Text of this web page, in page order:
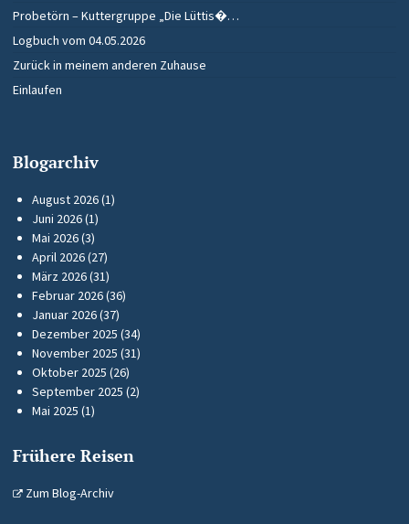
Probetörn – Kuttergruppe „Die Lüttis�…
Logbuch vom 04.05.2026
Zurück in meinem anderen Zuhause
Einlaufen
Blogarchiv
August 2026(1)
Juni 2026(1)
Mai 2026(3)
April 2026(27)
März 2026(31)
Februar 2026(36)
Januar 2026(37)
Dezember 2025 (34)
November 2025 (31)
Oktober 2025 (26)
September 2025 (2)
Mai 2025 (1)
Frühere Reisen
Zum Blog-Archiv